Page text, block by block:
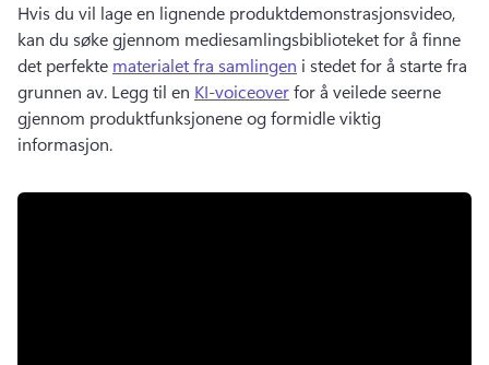
Hvis du vil lage en lignende produktdemonstrasjonsvideo,
kan du søke gjennom mediesamlingsbiblioteket for å finne
det perfekte materialet fra samlingen i stedet for å starte fra
grunnen av. Legg til en KI-voiceover for å veilede seerne
gjennom produktfunksjonene og formidle viktig
informasjon.